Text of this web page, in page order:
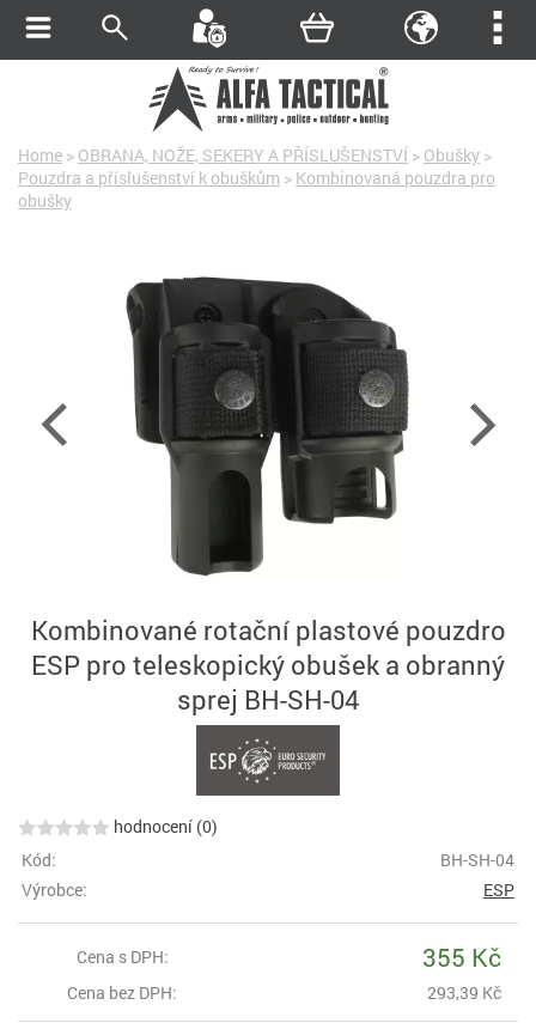
Home > OBRANA, NOŽE, SEKERY A PŘÍSLUŠENSTVÍ > Obušky >
Pouzdra a příslušenství k obuškům > Kombinovaná pouzdra pro
obušky
Kombinované rotační plastové pouzdro
ESP pro teleskopický obušek a obranný
sprej BH-SH-04
hodnocení (0)
Kód:
BH-SH-04
Výrobce:
ESP
Cena s DPH: 355 Kč
Cena bez DPH: 293,39 Kč